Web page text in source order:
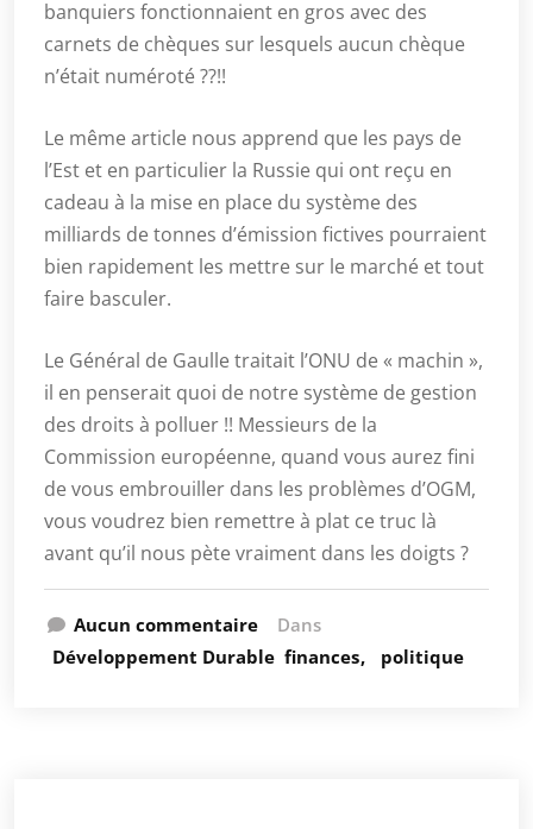
banquiers fonctionnaient en gros avec des
carnets de chèques sur lesquels aucun chèque
n’était numéroté ??!!
Le même article nous apprend que les pays de
l’Est et en particulier la Russie qui ont reçu en
cadeau à la mise en place du système des
milliards de tonnes d’émission fictives pourraient
bien rapidement les mettre sur le marché et tout
faire basculer.
Le Général de Gaulle traitait l’ONU de « machin »,
il en penserait quoi de notre système de gestion
des droits à polluer !! Messieurs de la
Commission européenne, quand vous aurez fini
de vous embrouiller dans les problèmes d’OGM,
vous voudrez bien remettre à plat ce truc là
avant qu’il nous pète vraiment dans les doigts ?
Aucun commentaire
Dans
Développement Durable finances politique